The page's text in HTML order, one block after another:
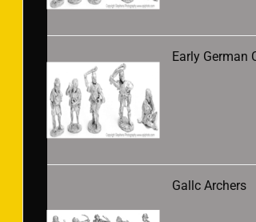
Early German
Gallc Archers